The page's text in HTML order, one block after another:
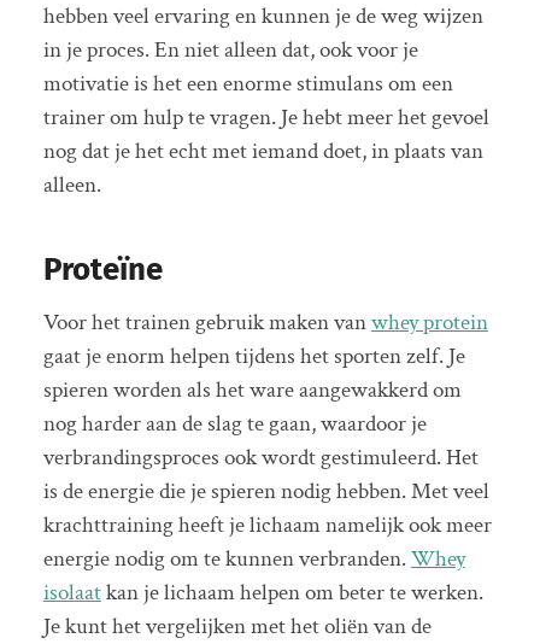
hebben veel ervaring en kunnen je de weg wijzen
in je proces. En niet alleen dat, ook voor je
motivatie is het een enorme stimulans om een
trainer om hulp te vragen. Je hebt meer het gevoel
nog dat je het echt met iemand doet, in plaats van
alleen.
Proteïne
Voor het trainen gebruik maken vanwhey protein
gaat je enorm helpen tijdens het sporten zelf. Je
spieren worden als het ware aangewakkerd om
nog harder aan de slag te gaan, waardoor je
verbrandingsproces ook wordt gestimuleerd. Het
is de energie die je spieren nodig hebben. Met veel
krachttraining heeft je lichaam namelijk ook meer
energie nodig om te kunnen verbranden.Whey
isolaatkan je lichaam helpen om beter te werken.
Je kunt het vergelijken met het oliën van de